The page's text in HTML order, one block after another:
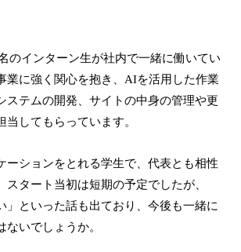
のインターン生が社内で一緒に働いてい
業に強く関心を抱き、AIを活用した作業
ステムの開発、サイトの中身の管理や更
当してもらっています。
ーションをとれる学生で、代表とも相性
スタート当初は短期の予定でしたが、
」といった話も出ており、今後も一緒に
いでしょうか。